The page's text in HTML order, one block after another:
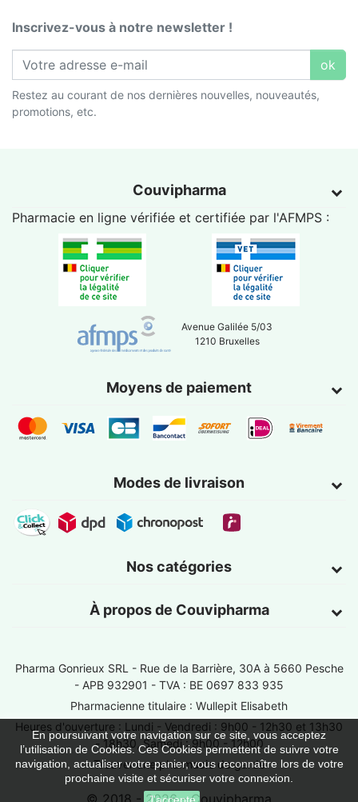
Inscrivez-vous à notre newsletter !
ok
Restez au courant de nos dernières nouvelles, nouveautés,
promotions, etc.
Couvipharma
Pharmacie en ligne vérifiée et certifiée par l'AFMPS :
Avenue Galilée 5/03
1210 Bruxelles
Moyens de paiement
Modes de livraison
Nos catégories
À propos de Couvipharma
En poursuivant votre navigation sur ce site, vous acceptez
l’utilisation de Cookies. Ces Cookies permettent de suivre votre
navigation, actualiser votre panier, vous reconnaître lors de votre
prochaine visite et sécuriser votre connexion.
Pharma Gonrieux SRL - Rue de la Barrière, 30A à 5660 Pesche
- APB 932901 - TVA : BE 0697 833 935
Pharmacienne titulaire : Wullepit Elisabeth
Heures d'ouverture : Lundi - Vendredi : 9h00 - 12h30 et 13h30
- 18h30, Samedi : 9h00 - 12h00
Trouver une pharmacie de garde
© 2018 - 2026 - Couvipharma